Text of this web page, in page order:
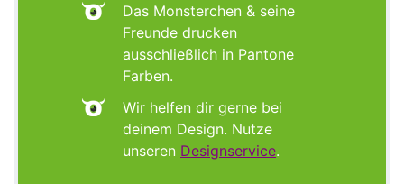
Das Monsterchen & seine
Freunde drucken
ausschließlich in Pantone
Farben.
Wir helfen dir gerne bei
deinem Design. Nutze
unseren Designservice.